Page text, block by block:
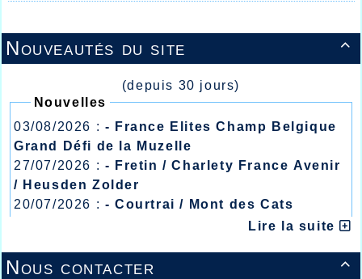

Nouveautés du site
(depuis 30 jours)
Nouvelles
03/08/2026 : - France Elites Champ Belgique
Grand Défi de la Muzelle
27/07/2026 : - Fretin / Charlety France Avenir
/ Heusden Zolder
20/07/2026 : - Courtrai / Mont des Cats
- Lyon / Meeting Abeilles /Lire la suite

Nous contacter
BIEN !!!